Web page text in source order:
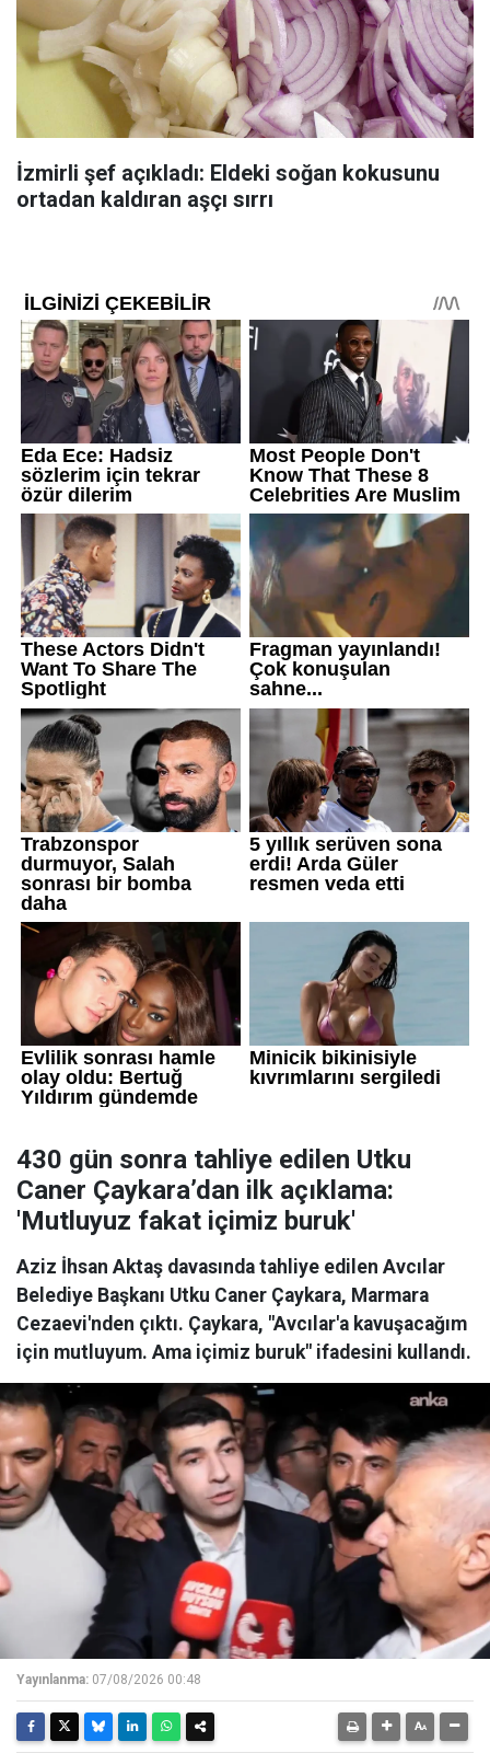
İzmirli şef açıkladı: Eldeki soğan kokusunu
ortadan kaldıran aşçı sırrı
430 gün sonra tahliye edilen Utku
Caner Çaykara’dan ilk açıklama:
'Mutluyuz fakat içimiz buruk'
Aziz İhsan Aktaş davasında tahliye edilen Avcılar
Belediye Başkanı Utku Caner Çaykara, Marmara
Cezaevi'nden çıktı. Çaykara, "Avcılar'a kavuşacağım
için mutluyum. Ama içimiz buruk" ifadesini kullandı.
Yayınlanma: 07/08/2026 00:48